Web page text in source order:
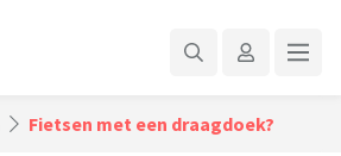
Fietsen met een draagdoek?